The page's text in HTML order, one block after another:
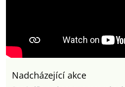
Nadcházející akce